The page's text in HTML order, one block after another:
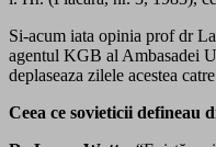
Si-acum iata opinia prof dr
agentul KGB al Ambasadei
deplaseaza zilele acestea
Ceea ce sovieticii defineau